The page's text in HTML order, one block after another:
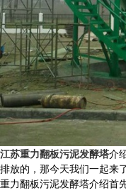
江苏重力翻板污泥发酵塔介
排放的，那今天我们一起来
重力翻板污泥发酵塔介绍首